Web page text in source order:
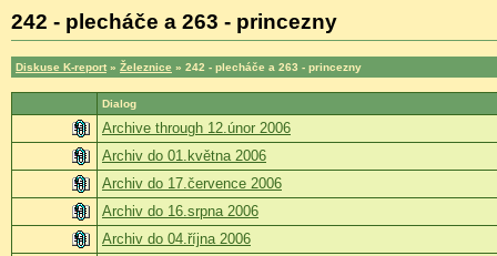
242 - plecháče a 263 - princezny
Diskuse K-report » Železnice » 242 - plecháče a 263 - princezny
Dialog
Archive through 12.únor 2006
Archiv do 01.května 2006
Archiv do 17.července 2006
Archiv do 16.srpna 2006
Archiv do 04.října 2006